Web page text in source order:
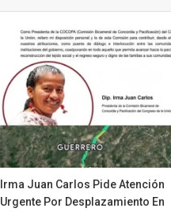
Irma Juan Carlos Pide Atención
Urgente Por Desplazamiento En